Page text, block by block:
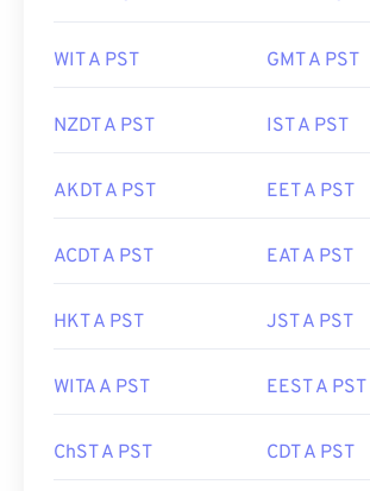
WIT A PST GMT A PST
NZDT A PST IST A PST
AKDT A PST EET A PST
ACDT A PST EAT A PST
HKT A PST JST A PST
WITA A PST EEST A PST
ChST A PST CDT A PST